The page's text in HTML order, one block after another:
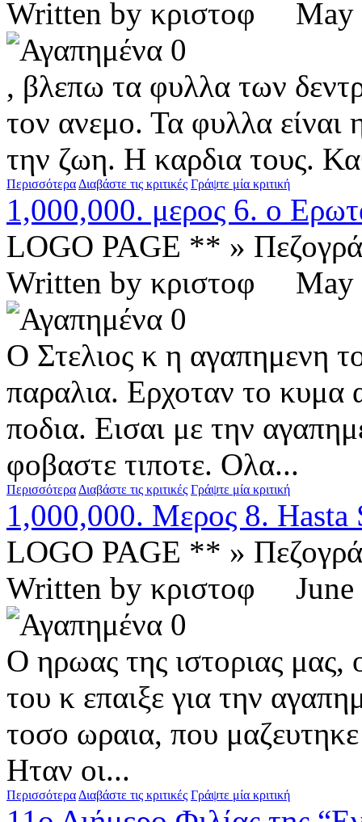
Written by κριστοφ
0
, βλεπω τα φυλλα των
τον ανεμο. Τα φυλλα είναι
την ζωη. Η καρδια τους.
ΠερισσότεραΔιαβάστε τις κριτικές Γράψτε μία κριτική
1,000,000. μερος 6. ο
LOGO PAGE ** »
Written by κριστοφ
0
Ο Στελιος κ η αγαπημενη
παραλια. Ερχοταν το κυμα
ποδια. Εισαι με την
φοβαστε τιποτε. Ολα...
ΠερισσότεραΔιαβάστε τις κριτικές Γράψτε μία κριτική
1,000,000. Μερος 8. Hasta
LOGO PAGE ** »
Written by κριστοφ
0
Ο ηρωας της ιστοριας μας,
του κ επαιξε για την
τοσο ωραια, που
Hταν οι...
ΠερισσότεραΔιαβάστε τις κριτικές Γράψτε μία κριτική